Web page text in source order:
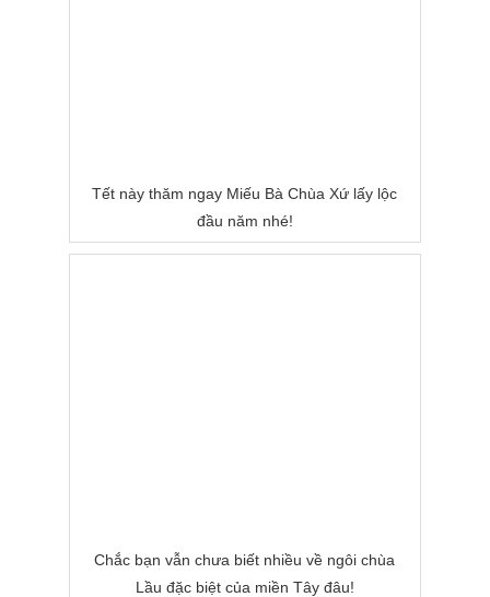
Tết này thăm ngay Miếu Bà Chùa Xứ lấy lộc
đầu năm nhé!
Chắc bạn vẫn chưa biết nhiều về ngôi chùa
Lầu đặc biệt của miền Tây đâu!